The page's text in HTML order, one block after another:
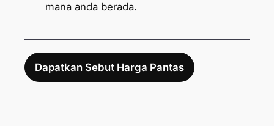
mana anda berada.
Dapatkan Sebut Harga Pantas